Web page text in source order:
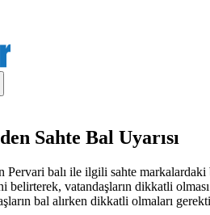
Sahte Bal Uyarısı
Pervari balı ile ilgili sahte
belirterek, vatandaşların dikkatli
bal alırken dikkatli olmaları